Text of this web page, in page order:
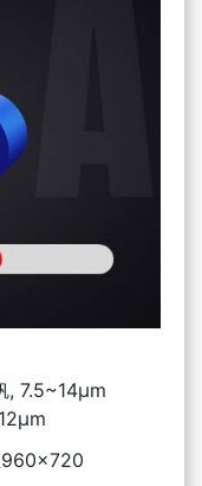
, 7.5~14μm
960×720